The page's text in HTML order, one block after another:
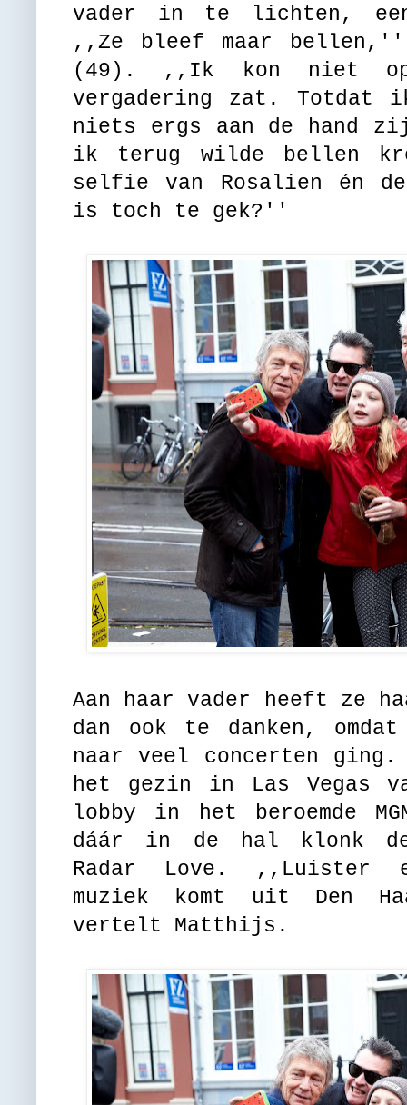
vader in te lichten,
,,Ze bleef maar
(49). ,,Ik kon niet
vergadering zat. Totdat
niets ergs aan de hand
ik terug wilde bellen
selfie van Rosalien én
is toch te gek?''
Aan haar vader heeft ze
dan ook te danken,
naar veel concerten
het gezin in Las Vegas
lobby in het beroemde
dáár in de hal klonk
Radar Love. ,,Luister
muziek komt uit Den
vertelt Matthijs.